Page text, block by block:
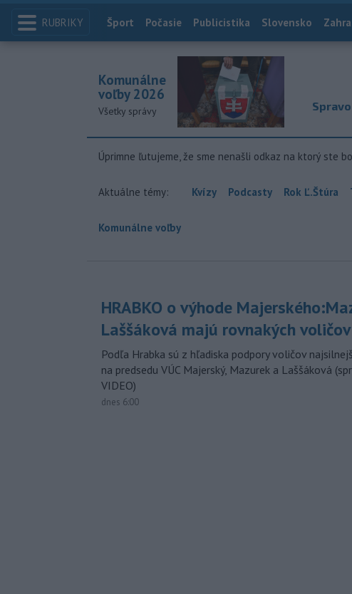
RUBRIKY Index
Šport Počasie Publicistika Slovensko
Komunálne
voľby 2026
Všetky správy
Úprimne ľutujeme, že sme nenašli odkaz na ktorý ste
Aktuálne témy: Kvízy Podcasty Rok Ľ.Štúra
Komunálne voľby
HRABKO o výhode
Laššáková majú rovnakých voličov
Podľa Hrabka sú z hľadiska podpory voličov
na predsedu VÚC Majerský, Mazurek a Laššáková
VIDEO)
dnes 6:00